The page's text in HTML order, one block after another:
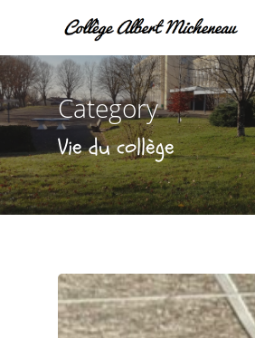
Hit enter to search or ESC to close
Category
Vie du collège